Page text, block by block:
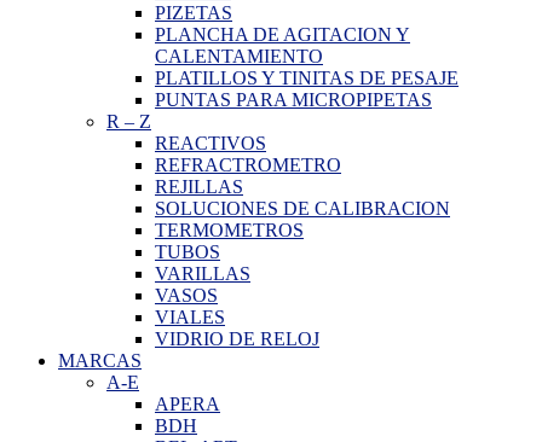
PIZETAS
PLANCHA DE AGITACION Y
CALENTAMIENTO
PLATILLOS Y TINITAS DE PESAJE
PUNTAS PARA MICROPIPETAS
R – Z
REACTIVOS
REFRACTROMETRO
REJILLAS
SOLUCIONES DE CALIBRACION
TERMOMETROS
TUBOS
VARILLAS
VASOS
VIALES
VIDRIO DE RELOJ
MARCAS
A-E
APERA
BDH